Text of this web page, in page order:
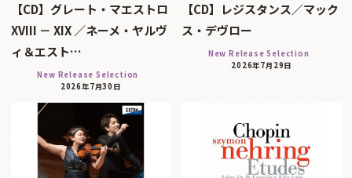
【CD】グレート・マエストロ
XVIII － XIX ／ネーメ・ヤルヴ
ィ＆エスト…
New Release Selection
2026年7月30日
【CD】レジスタンス／マック
ス・デヴロー
New Release Selection
2026年7月29日